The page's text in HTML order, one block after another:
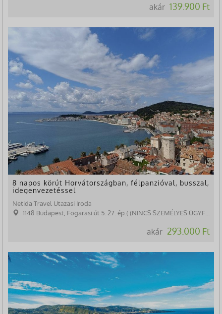
akár 139.900 Ft
8 napos körút Horvátországban, félpanzióval, busszal,
idegenvezetéssel
Netida Travel Utazasi Iroda
1148 Budapest, Fogarasi út 5. 27. ép.( (NINCS SZEMÉLYES ÜGYFÉLFOGADÁS)
akár 293.000 Ft